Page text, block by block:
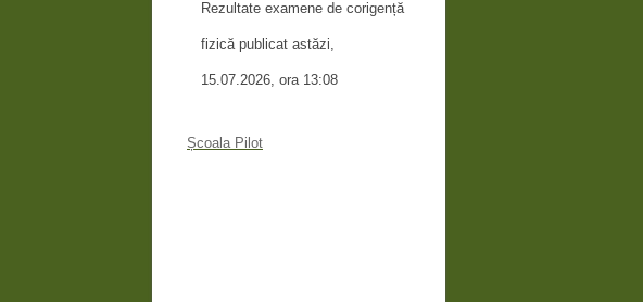
Rezultate examene de corigență
fizică publicat astăzi,
15.07.2026, ora 13:08
Școala Pilot